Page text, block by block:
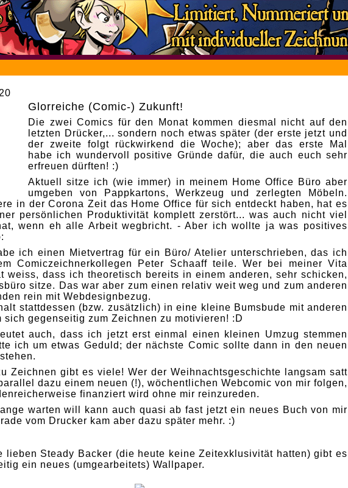
Glorreiche (Comic-) Zukunft!
Die zwei Comics für den Monat kommen diesmal nicht auf den
letzten Drücker,... sondern noch etwas später (der erste jetzt und
der zweite folgt rückwirkend die Woche); aber das erste Mal
habe ich wundervoll positive Gründe dafür, die auch euch sehr
erfreuen dürften! :)
Aktuell sitze ich (wie immer) in meinem Home Office Büro aber
umgeben von Pappkartons, Werkzeug und zerlegten Möbeln.
in der Corona Zeit das Home Office für sich entdeckt haben, hat es
persönlichen Produktivität komplett zerstört... was auch nicht viel
wenn eh alle Arbeit wegbricht. - Aber ich wollte ja was positives
ich einen Mietvertrag für ein Büro/ Atelier unterschrieben, das ich
Comiczeichnerkollegen Peter Schaaff teile. Wer bei meiner Vita
weiss, dass ich theoretisch bereits in einem anderen, sehr schicken,
sitze. Das war aber zum einen relativ weit weg und zum anderen
rein mit Webdesignbezug.
stattdessen (bzw. zusätzlich) in eine kleine Bumsbude mit anderen
sich gegenseitig zum Zeichnen zu motivieren! :D
auch, dass ich jetzt erst einmal einen kleinen Umzug stemmen
ich um etwas Geduld; der nächste Comic sollte dann in den neuen
Zeichnen gibt es viele! Wer der Weihnachtsgeschichte langsam satt
dazu einem neuen (!), wöchentlichen Webcomic von mir folgen,
finanziert wird ohne mir reinzureden.
warten will kann auch quasi ab fast jetzt ein neues Buch von mir
vom Drucker kam aber dazu später mehr. :)
lieben Steady Backer (die heute keine Zeitexklusivität hatten) gibt es
ein neues (umgearbeitets) Wallpaper.